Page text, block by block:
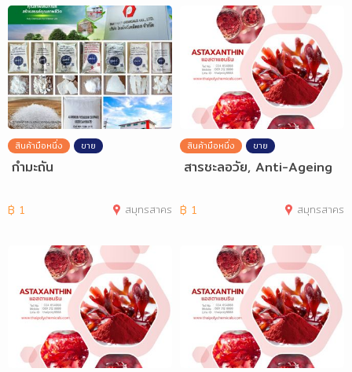
สินค้ามือหนึ่ง ขาย
กำมะถัน
฿ 1 สมุทรสาคร
สินค้ามือหนึ่ง ขาย
สารชะลอวัย, Anti-Ageing
฿ 1 สมุทรสาคร